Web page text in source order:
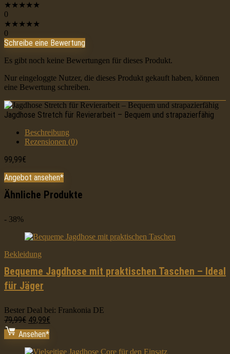
★★★★★
0
★★★★★
0
Schreibe eine Bewertung
Es gibt noch keine Bewertungen für dieses Produkt.
Nur eingeloggte Nutzer, die dieses Produkt gekauft haben, können
eine Bewertung schreiben.
Jagdhose Stretch für Revierarbeit – Bequem und strapazierfähig
Beschreibung
Rezensionen (0)
99,99€
Angebot ansehen*
Ähnliche Produkte
- 38%
Bekleidung
Bequeme Jagdhose mit praktischen Taschen – Ideal
für Jäger
Bester Deal bei: Frankonia DE
79,99€ Ursprünglicher
Preis
war:
79,99€
49,99€
49,99€.
Ansehen*